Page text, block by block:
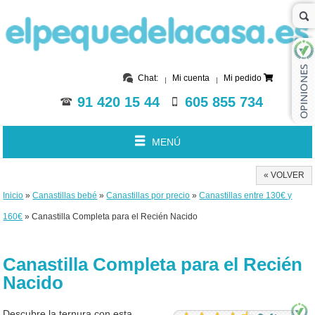
Chat: Mi cuenta Mi pedido
91 420 15 44 605 855 734
MENÚ
« VOLVER
Inicio »Canastillas bebé »Canastillas por precio »Canastillas entre 130€ y
160€ » Canastilla Completa para el Recién Nacido
Canastilla Completa para el Recién
Nacido